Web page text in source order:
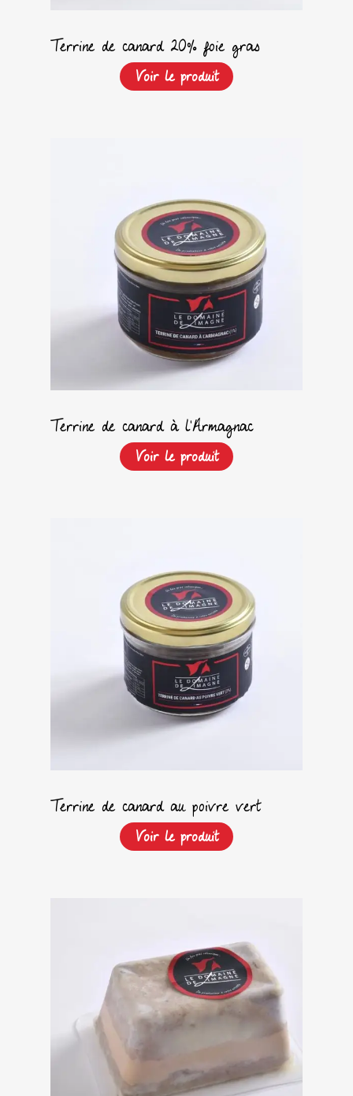
Terrine de canard 20% foie gras
Voir le produit
Terrine de canard à l’Armagnac
Voir le produit
Terrine de canard au poivre vert
Voir le produit